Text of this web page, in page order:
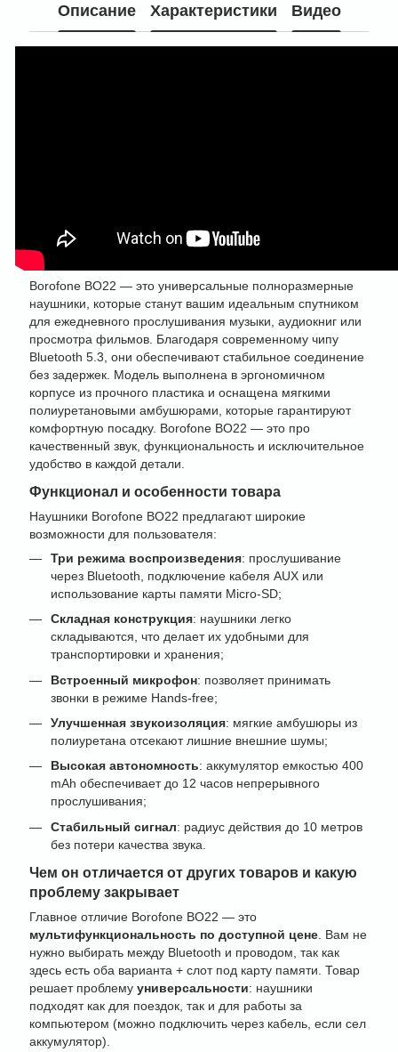
Описание Характеристики Видео
Borofone BO22 — это универсальные полноразмерные
наушники, которые станут вашим идеальным спутником
для ежедневного прослушивания музыки, аудиокниг или
просмотра фильмов. Благодаря современному чипу
Bluetooth 5.3, они обеспечивают стабильное соединение
без задержек. Модель выполнена в эргономичном
корпусе из прочного пластика и оснащена мягкими
полиуретановыми амбушюрами, которые гарантируют
комфортную посадку. Borofone BO22 — это про
качественный звук, функциональность и исключительное
удобство в каждой детали.
Функционал и особенности товара
Наушники Borofone BO22 предлагают широкие
возможности для пользователя:
Три режима воспроизведения: прослушивание
через Bluetooth, подключение кабеля AUX или
использование карты памяти Micro-SD;
Складная конструкция: наушники легко
складываются, что делает их удобными для
транспортировки и хранения;
Встроенный микрофон: позволяет принимать
звонки в режиме Hands-free;
Улучшенная звукоизоляция: мягкие амбушюры из
полиуретана отсекают лишние внешние шумы;
Высокая автономность: аккумулятор емкостью 400
mAh обеспечивает до 12 часов непрерывного
прослушивания;
Стабильный сигнал: радиус действия до 10 метров
без потери качества звука.
Чем он отличается от других товаров и какую
проблему закрывает
Главное отличие Borofone BO22 — это
мультифункциональность по доступной цене . Вам не
нужно выбирать между Bluetooth и проводом, так как
здесь есть оба варианта + слот под карту памяти. Товар
решает проблему универсальности: наушники
подходят как для поездок, так и для работы за
компьютером (можно подключить через кабель, если сел
аккумулятор).